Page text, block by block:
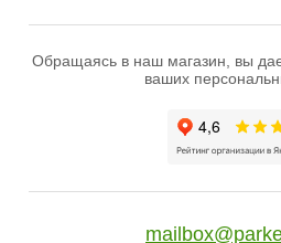
Обращаясь в наш магазин, вы
ваших